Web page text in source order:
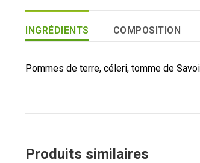
INGRÉDIENTS COMPOSITION
Pommes de terre, céleri, tomme de
Produits similaires